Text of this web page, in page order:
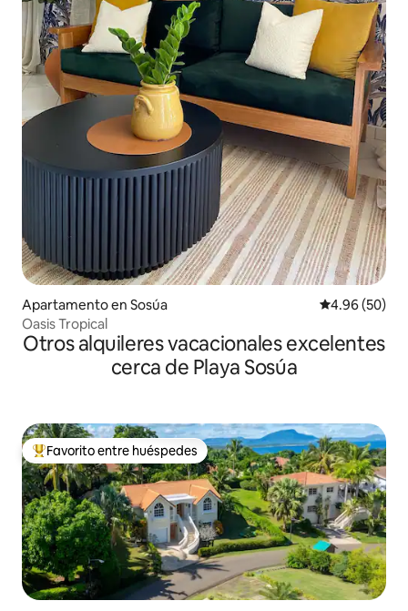
Apartamento en Sosúa Calificación
4.96 (50)
Oasis Tropical
Otros alquileres vacacionales excelentes
cerca de Playa Sosúa
Favorito entre huéspedes preferido
Favorito entre huéspedes